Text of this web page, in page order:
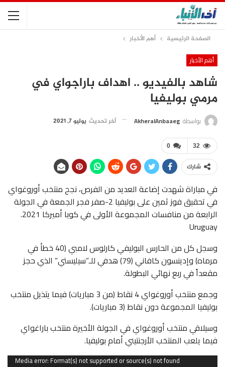
الصفحة الرئيسية أهم الأخبار
أهم الأخبار
شاهد بالفيديو .. اهداف باراجواي في
مرمي بوليفيا
بواسطة AkheralAnbaaeg آخر تحديث يوليو 7, 2021
0 32
شارك
في مباراة شهدت إضاعة العديد من الفرص، نجح منتخب أوروغواي
في تحقيق فوز ثمين على بوليفيا 2-صفر فجر الجمعة في الجولة
الرابعة من منافسات المجموعة الأولى في كوبا أميركا 2021.
Uruguay
وسجل كل من الحارس البوليفي كارلوس لامبي (40 خطأ في
مرماه) وإدينسون كافاني (79) هدفي للـ”سيليستي” الذي حجز
مقعداً في ربع نهائي البطولة.
وجمع منتخب أوروغواي 4 نقاط (من 3 مباريات) فيما يتذيل منتخب
بوليفيا المجموعة دون نقاط (3 مباريات).
وسيلاقي منتخب أوروغواي في الجولة الأخيرة منتخب باراغواي
فيما يلعب المنتخب الأرجنتيني أمام بوليفيا.
Media error: Format(s) not supported or source(s) not found